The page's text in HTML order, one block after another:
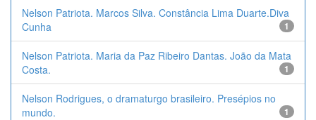
Nelson Patriota. Marcos Silva. Constância Lima Duarte.Diva
Cunha
1
Nelson Patriota. Maria da Paz Ribeiro Dantas. João da Mata
Costa.
1
Nelson Rodrigues, o dramaturgo brasileiro. Presépios no
mundo.
1